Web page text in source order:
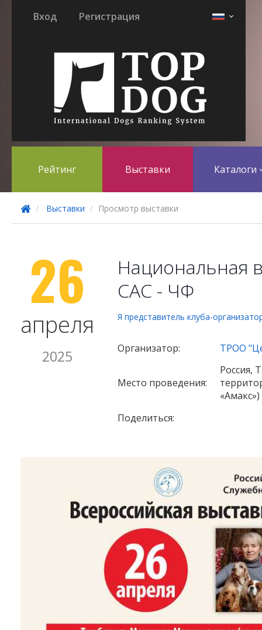
Вход Регистрация
Рейтинг Выставки Каталоги
Выставки Просмотр выставки
26
апреля
2025
Национальная
САС - ЧФ
Я представитель клуба-
Организатор: ТРОО
Место проведения:
Россия,
«Амакс»)
Поделиться: